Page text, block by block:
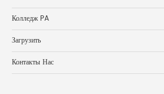
Колледж PA
Загрузить
Контакты Нас